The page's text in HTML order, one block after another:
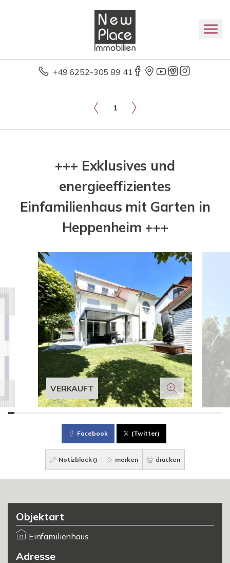
+49 6252-305 89 41
1
+++ Exklusives und
energieeffizientes
Einfamilienhaus mit Garten in
Heppenheim +++
VERKAUFT
Facebook (Twitter)
Notizblock () merken drucken
Objektart
Einfamilienhaus
Adresse